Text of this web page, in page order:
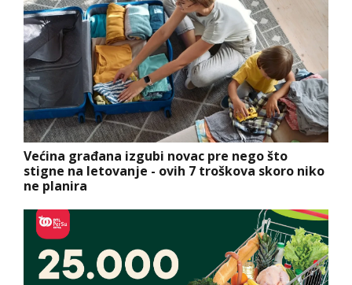
Većina građana izgubi novac pre nego što
stigne na letovanje - ovih 7 troškova skoro niko
ne planira